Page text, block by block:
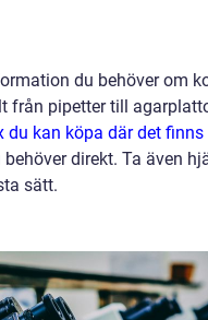
du behöver om
från pipetter till
kan köpa där det
direkt. Ta även
sätt.